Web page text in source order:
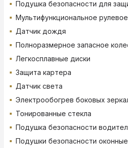
Подушка безопасности для
Мультифункциональное
Датчик дождя
Полноразмерное запасное
Легкосплавные диски
Защита картера
Датчик света
Электрообогрев боковых
Тонированные стекла
Подушка безопасности
Подушки безопасности